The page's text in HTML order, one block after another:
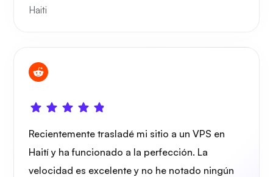
Haiti
Recientemente trasladé mi sitio a un VPS en
Haití y ha funcionado a la perfección. La
velocidad es excelente y no he notado ningún